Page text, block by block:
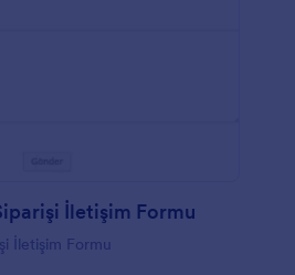
İletişim Formu
İletişim Formu